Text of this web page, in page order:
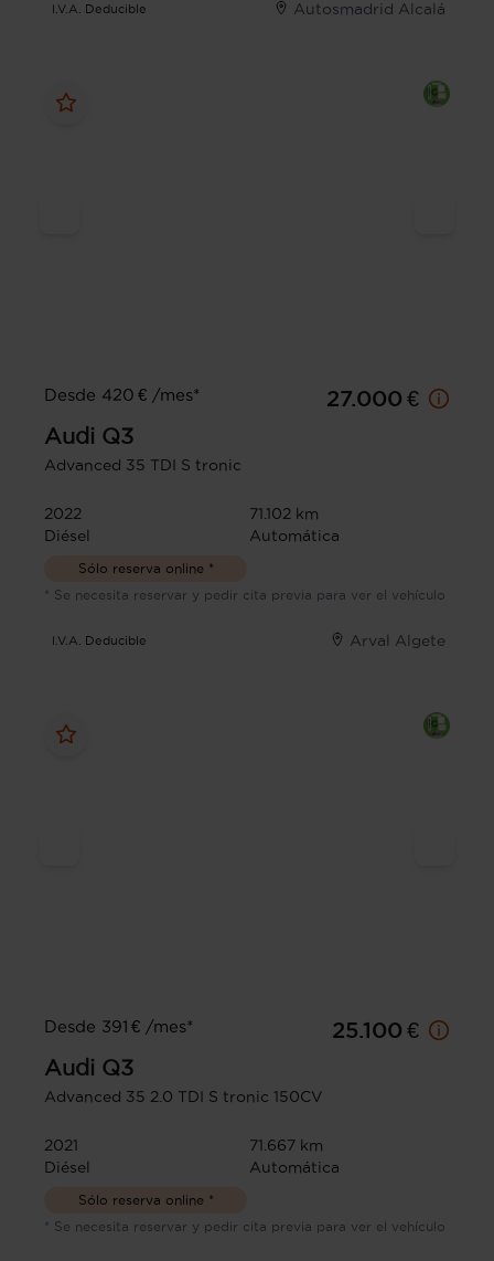
I.V.A. Deducible Autosmadrid Alcalá
Desde 420 € /mes*
27.000 €
Audi Q3
Advanced 35 TDI S tronic
2022
71.102 km
Diésel
Automática
Sólo reserva online *
* Se necesita reservar y pedir cita previa para ver el vehículo
I.V.A. Deducible Arval Algete
Desde 391 € /mes*
25.100 €
Audi Q3
Advanced 35 2.0 TDI S tronic 150CV
2021
71.667 km
Diésel
Automática
Sólo reserva online *
* Se necesita reservar y pedir cita previa para ver el vehículo